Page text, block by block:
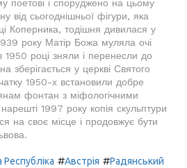
поетові і споруджено на цьому
від сьогоднішньої фігури, яка
Коперника, тодішня дивилася у
року Матір Божа муляла очі
1950 році зняли і перенесли до
зберігається у церкві Святого
1950-х встановили добре
фонтан з міфологічними
1997 року копія скульптури
на своє місце і продовжує бути
#Австрія #Радянський